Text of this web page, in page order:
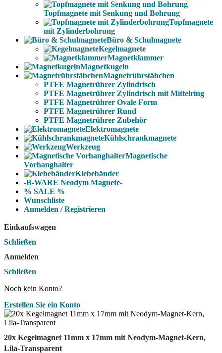
Topfmagnete mit Senkung und Bohrung
Topfmagnete
mit Zylinderbohrung
Büro & Schulmagnete
Kegelmagnete
Magnetklammer
Magnetkugeln
Magnetrührstäbchen
PTFE Magnetrührer Zylindrisch
PTFE Magnetrührer Zylindrisch mit Mittelring
PTFE Magnetrührer Ovale Form
PTFE Magnetrührer Rund
PTFE Magnetrührer Zubehör
Elektromagnete
Kühlschrankmagnete
Werkzeug
Magnetische
Vorhanghalter
Klebebänder
-B-WARE Neodym Magnete-
% SALE %
Wunschliste
Anmelden / Registrieren
Einkaufswagen
Schließen
Anmelden
Schließen
Noch kein Konto?
Erstellen Sie ein Konto
20x Kegelmagnet 11mm x 17mm mit Neodym-Magnet-Kern,
Lila-Transparent